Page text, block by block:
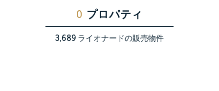
0 プロパティ
3,689ライオナードの販売物件